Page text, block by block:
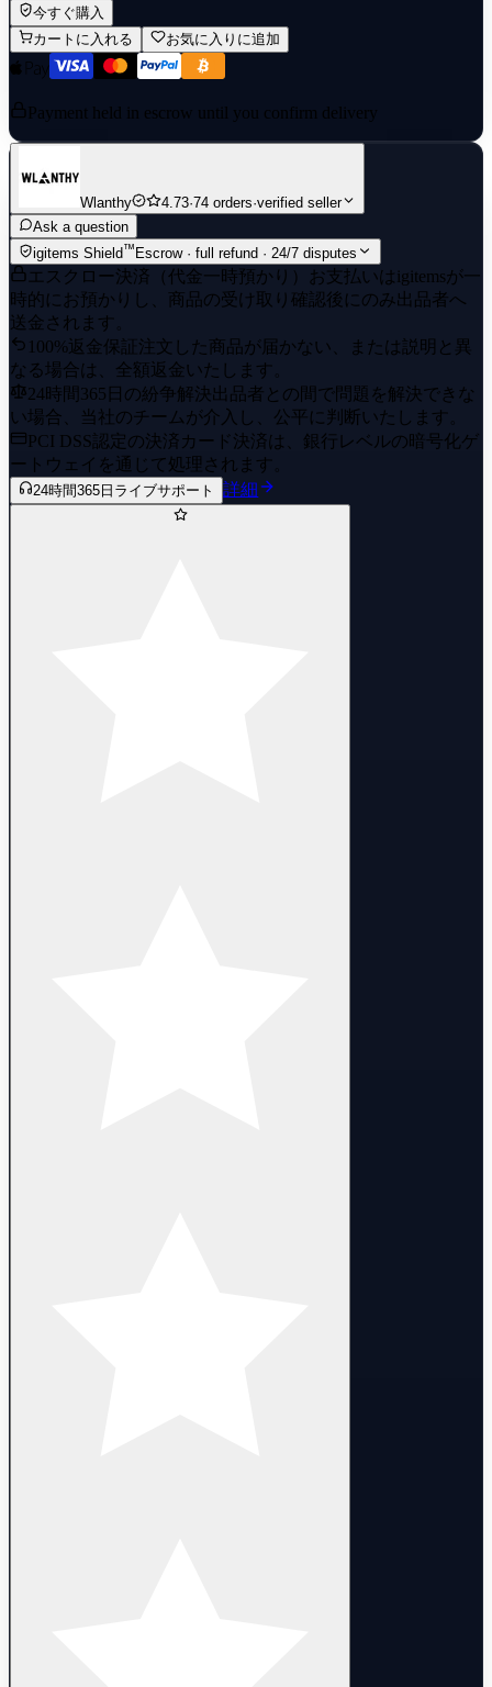
今すぐ購入
カートに入れる
お気に入りに追加
Payment held in escrow until you confirm delivery
Wlanthy 4.73·74 orders·verified seller
Ask a question
igitems Shield™ Escrow · full refund · 24/7 disputes
エスクロー決済（代金一時預かり） お支払いはigitemsが一
時的にお預かりし、商品の受け取り確認後にのみ出品者へ
送金されます。
100%返金保証 注文した商品が届かない、または説明と異
なる場合は、全額返金いたします。
24時間365日の紛争解決出品者との間で問題を解決できな
い場合、当社のチームが介入し、公平に判断いたします。
PCI DSS認定の決済 カード決済は、銀行レベルの暗号化ゲ
ートウェイを通じて処理されます。
24時間365日ライブサポート 詳細